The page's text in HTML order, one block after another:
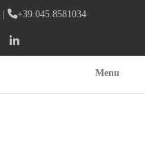
| +39.045.8581034
Menu